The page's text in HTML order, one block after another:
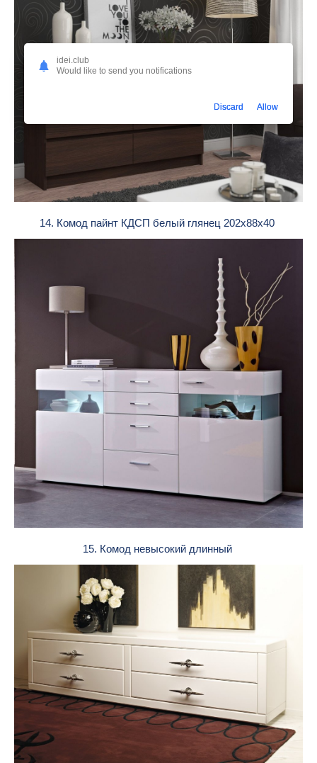
14. Комод пайнт КДСП белый глянец 202х88х40
15. Комод невысокий длинный
idei.club
Would like to send you notifications
Discard Allow